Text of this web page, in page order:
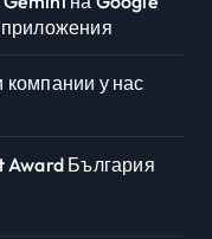
приложения
компании у нас
Award България